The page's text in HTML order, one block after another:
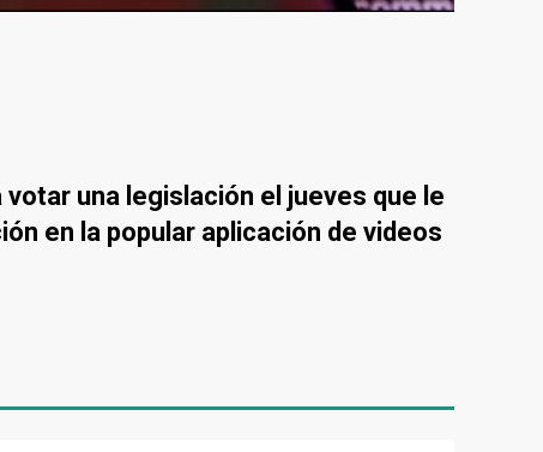
una legislación el jueves que le
en la popular aplicación de videos